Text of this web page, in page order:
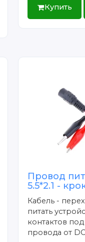
Купить
Провод
5.5*2.1 -
Кабель -
питать
контактов
провода от